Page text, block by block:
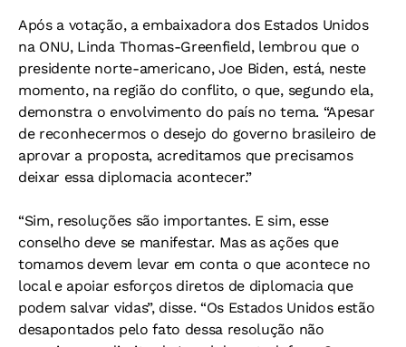
Após a votação, a embaixadora dos Estados Unidos
na ONU, Linda Thomas-Greenfield, lembrou que o
presidente norte-americano, Joe Biden, está, neste
momento, na região do conflito, o que, segundo ela,
demonstra o envolvimento do país no tema. “Apesar
de reconhecermos o desejo do governo brasileiro de
aprovar a proposta, acreditamos que precisamos
deixar essa diplomacia acontecer.”
“Sim, resoluções são importantes. E sim, esse
conselho deve se manifestar. Mas as ações que
tomamos devem levar em conta o que acontece no
local e apoiar esforços diretos de diplomacia que
podem salvar vidas”, disse. “Os Estados Unidos estão
desapontados pelo fato dessa resolução não